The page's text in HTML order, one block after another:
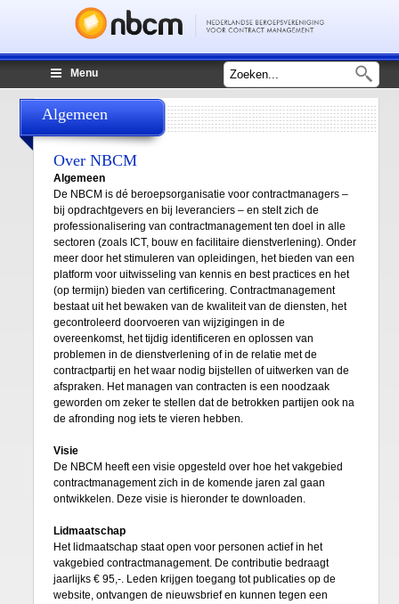
Zoekveld
Menu
Algemeen
Over NBCM
Algemeen
De NBCM is dé beroepsorganisatie voor contractmanagers –
bij opdrachtgevers en bij leveranciers – en stelt zich de
professionalisering van contractmanagement ten doel in alle
sectoren (zoals ICT, bouw en facilitaire dienstverlening). Onder
meer door het stimuleren van opleidingen, het bieden van een
platform voor uitwisseling van kennis en best practices en het
(op termijn) bieden van certificering. Contractmanagement
bestaat uit het bewaken van de kwaliteit van de diensten, het
gecontroleerd doorvoeren van wijzigingen in de
overeenkomst, het tijdig identificeren en oplossen van
problemen in de dienstverlening of in de relatie met de
contractpartij en het waar nodig bijstellen of uitwerken van de
afspraken. Het managen van contracten is een noodzaak
geworden om zeker te stellen dat de betrokken partijen ook na
de afronding nog iets te vieren hebben.
Visie
De NBCM heeft een visie opgesteld over hoe het vakgebied
contractmanagement zich in de komende jaren zal gaan
ontwikkelen. Deze visie is hieronder te downloaden.
Lidmaatschap
Het lidmaatschap staat open voor personen actief in het
vakgebied contractmanagement. De contributie bedraagt
jaarlijks € 95,-. Leden krijgen toegang tot publicaties op de
website, ontvangen de nieuwsbrief en kunnen tegen een